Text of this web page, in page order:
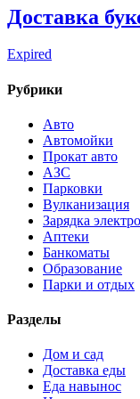
Доставка
Expired
Рубрики
Авто
Автомойки
Прокат авто
АЗС
Парковки
Вулканизация
Зарядка
Аптеки
Банкоматы
Образование
Парки и отдых
Разделы
Дом и сад
Доставка еды
Еда навынос